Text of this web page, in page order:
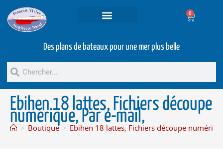
0
Des plans de bateaux pour une mer plus belle
Ebihen 18 lattes, Fichiers découpe
numérique, Par e-mail,
> Boutique > Ebihen 18 lattes, Fichiers découpe